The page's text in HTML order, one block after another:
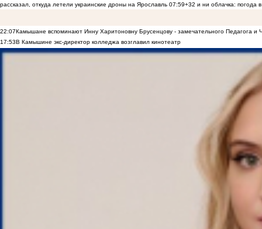
рассказал, откуда летели украинские дроны на Ярославль 07:59+32 и ни облачка: погода
22:07Камышане вспоминают Инну Харитоновну Брусенцову - замечательного Педагога и
17:53В Камышине экс-директор колледжа возглавил кинотеатр